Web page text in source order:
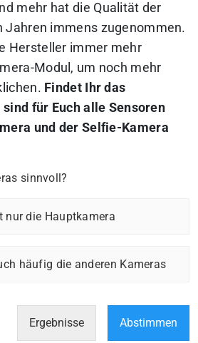
mehr hat die Qualität der
Jahren immens zugenommen.
Hersteller immer mehr
Modul, um noch mehr
Findet Ihr das
für Euch alle Sensoren
und der Selfie-Kamera
sinnvoll?
nur die Hauptkamera
häufig die anderen Kameras
Ergebnisse Abstimmen